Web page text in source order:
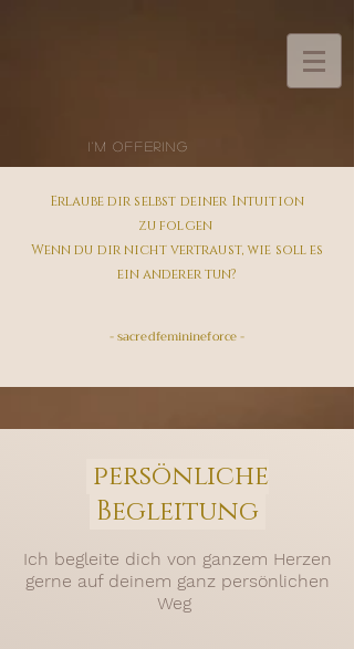
i'm offering
Erlaube dir selbst deiner Intuition
zufolgen
Wenn du dir nicht vertraust, wie soll es
ein anderer tun?
- sacredfeminineforce -
persönliche
Begleitung
Ich begleite dich von ganzem Herzen
gerne auf deinem ganz persönlichen
Weg